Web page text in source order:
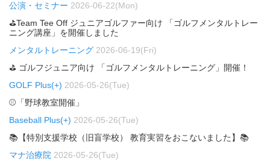
公演・セミナー 2026-06-22(Mon)
⛳Team Tee Off ジュニアゴルファー向け 「ゴルフメンタルトレー
ニング講座」を開催しました
メンタルトレーニング 2026-06-19(Fri)
⛳ ゴルフジュニア向け 「ゴルフメンタルトレーニング」開催！
GOLF Plus(+) 2026-05-26(Tue)
⚾「野球教室開催」
Baseball Plus(+) 2026-05-26(Tue)
📚【特別支援学校（旧盲学校） 教育実習をおこないました】📚
マナ治療院 2026-05-26(Tue)